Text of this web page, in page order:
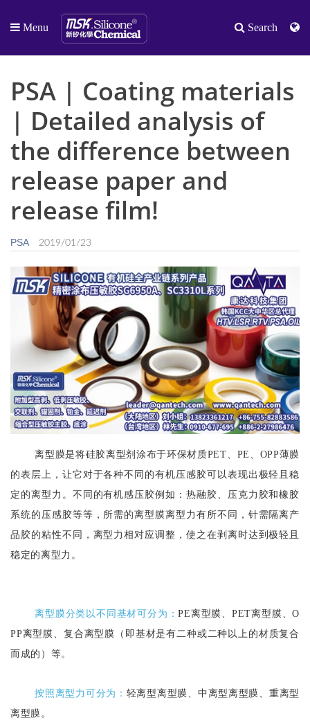
Menu Search
PSA | Coating materials
| Detailed analysis of
the difference between
release paper and
release film!
PSA 2019/01/23
离型膜是将硅胶离型剂涂布于环保材质PET、PE、OPP薄膜
的表层上，让它对于各种不同的有机压感胶可以表现出极轻且稳
定的离型力。不同的有机感压胶例如：热融胶、压克力胶和橡胶
系统的压感胶等等，所需的离型膜离型力有所不同，针需隔离产
品胶的粘性不同，离型力相对应调整，使之在剥离时达到极轻且
稳定的离型力。
离型膜分类以不同基材可分为：PE离型膜、PET离型膜、O
PP离型膜、复合离型膜（即基材是有二种或二种以上的材质复合
而成的）等。
按照离型力可分为： 轻离型离型膜、中离型离型膜、重离型
离型膜。